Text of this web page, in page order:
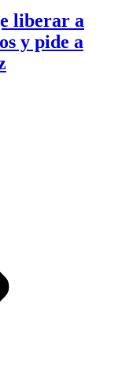
liberar a
y pide a